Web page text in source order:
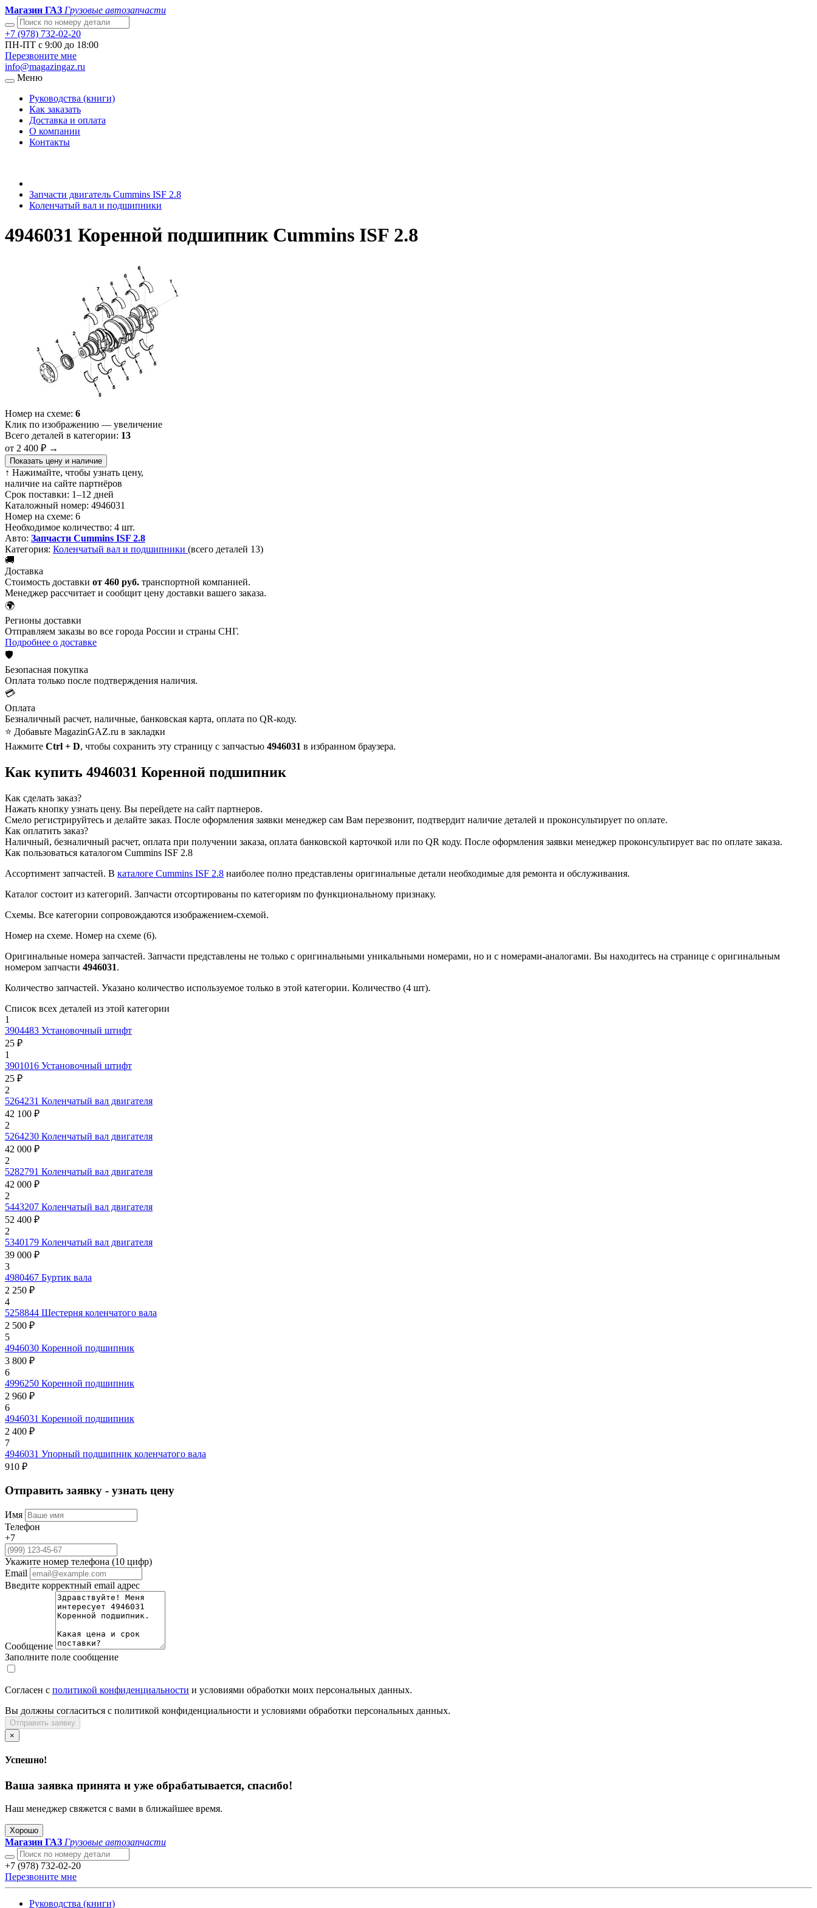
Магазин ГАЗ Грузовые автозапчасти
+7 (978) 732-02-20
ПН-ПТ с 9:00 до 18:00
Перезвоните мне
info@magazingaz.ru
Меню
Руководства (книги)
Как заказать
Доставка и оплата
О компании
Контакты
Запчасти двигатель Cummins ISF 2.8
Коленчатый вал и подшипники
4946031 Коренной подшипник Cummins ISF 2.8
Номер на схеме: 6
Клик по изображению — увеличение
Всего деталей в категории: 13
от 2 400 ₽ →
Показать цену и наличие
↑ Нажимайте, чтобы узнать цену,
наличие на сайте партнёров
Срок поставки: 1–12 дней
Каталожный номер: 4946031
Номер на схеме: 6
Необходимое количество: 4 шт.
Авто: Запчасти Cummins ISF 2.8
Категория: Коленчатый вал и подшипники (всего деталей 13)
🚚
Доставка
Стоимость доставки от 460 руб. транспортной компанией.
Менеджер рассчитает и сообщит цену доставки вашего заказа.
🌍
Регионы доставки
Отправляем заказы во все города России и страны СНГ.
Подробнее о доставке
🛡️
Безопасная покупка
Оплата только после подтверждения наличия.
💳
Оплата
Безналичный расчет, наличные, банковская карта, оплата по QR-коду.
⭐ Добавьте MagazinGAZ.ru в закладки
Нажмите Ctrl + D, чтобы сохранить эту страницу с запчастью 4946031 в избранном браузера.
Как купить 4946031 Коренной подшипник
Как сделать заказ?
Нажать кнопку узнать цену. Вы перейдете на сайт партнеров.
Смело регистрируйтесь и делайте заказ. После оформления заявки менеджер сам Вам перезвонит, подтвердит наличие деталей и проконсультирует по оплате.
Как оплатить заказ?
Наличный, безналичный расчет, оплата при получении заказа, оплата банковской карточкой или по QR коду. После оформления заявки менеджер проконсультирует вас по оплате заказа.
Как пользоваться каталогом Cummins ISF 2.8
Ассортимент запчастей. В каталоге Cummins ISF 2.8 наиболее полно представлены оригинальные детали необходимые для ремонта и обслуживания.
Каталог состоит из категорий. Запчасти отсортированы по категориям по функциональному признаку.
Схемы. Все категории сопровождаются изображением-схемой.
Номер на схеме. Номер на схеме (6).
Оригинальные номера запчастей. Запчасти представлены не только с оригинальными уникальными номерами, но и с номерами-аналогами. Вы находитесь на странице с оригинальным
номером запчасти 4946031.
Количество запчастей. Указано количество используемое только в этой категории. Количество (4 шт).
Список всех деталей из этой категории
1
3904483 Установочный штифт
25 ₽
1
3901016 Установочный штифт
25 ₽
2
5264231 Коленчатый вал двигателя
42 100 ₽
2
5264230 Коленчатый вал двигателя
42 000 ₽
2
5282791 Коленчатый вал двигателя
42 000 ₽
2
5443207 Коленчатый вал двигателя
52 400 ₽
2
5340179 Коленчатый вал двигателя
39 000 ₽
3
4980467 Буртик вала
2 250 ₽
4
5258844 Шестерня коленчатого вала
2 500 ₽
5
4946030 Коренной подшипник
3 800 ₽
6
4996250 Коренной подшипник
2 960 ₽
6
4946031 Коренной подшипник
2 400 ₽
7
4946031 Упорный подшипник коленчатого вала
910 ₽
Отправить заявку - узнать цену
Имя
Телефон
+7
Укажите номер телефона (10 цифр)
Email
Введите корректный email адрес
Сообщение
Заполните поле сообщение
Согласен с политикой конфиденциальности и условиями обработки моих персональных данных.
Вы должны согласиться с политикой конфиденциальности и условиями обработки персональных данных.
Отправить заявку
×
Успешно!
Ваша заявка принята и уже обрабатывается, спасибо!
Наш менеджер свяжется с вами в ближайшее время.
Хорошо
Магазин ГАЗ Грузовые автозапчасти
+7 (978) 732-02-20
Перезвоните мне
Руководства (книги)